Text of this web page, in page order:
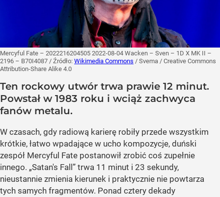
Mercyful Fate – 2022216204505 2022-08-04 Wacken – Sven – 1D X MK II –
2196 – B70I4087 / Źródło: Wikimedia Commons / Svema / Creative Commons
Attribution-Share Alike 4.0
Ten rockowy utwór trwa prawie 12 minut.
Powstał w 1983 roku i wciąż zachwyca
fanów metalu.
W czasach, gdy radiową karierę robiły przede wszystkim
krótkie, łatwo wpadające w ucho kompozycje, duński
zespół Mercyful Fate postanowił zrobić coś zupełnie
innego. „Satan's Fall” trwa 11 minut i 23 sekundy,
nieustannie zmienia kierunek i praktycznie nie powtarza
tych samych fragmentów. Ponad cztery dekady